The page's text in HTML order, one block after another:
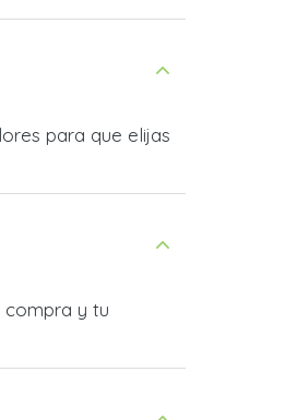
para que elijas
compra y tu